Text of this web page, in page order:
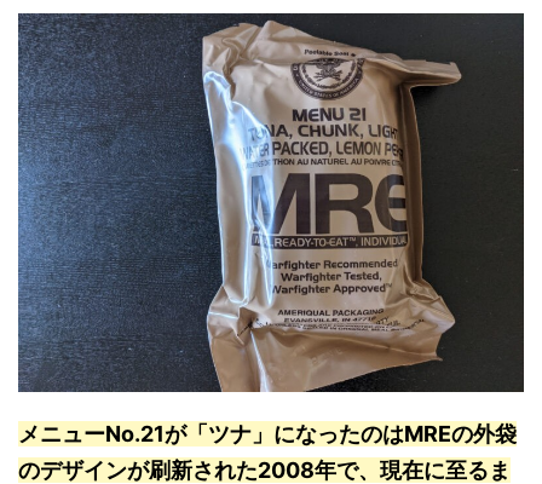
メニューNo.21が「ツナ」になったのはMREの外袋
のデザインが刷新された2008年で、現在に至るま